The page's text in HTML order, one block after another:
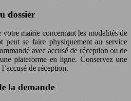
dossier
votre mairie concernant les modalités de
peut se faire physiquement au service
avec accusé de réception ou de
plateforme en ligne. Conservez une
de réception.
la demande